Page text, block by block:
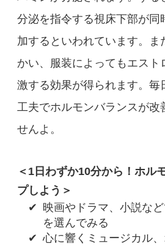
分泌を指令する視床下部が同
加するといわれています。ま
かい、服装によってもエスト
激する効果が得られます。毎
工夫でホルモンバランスが改
せんよ。
＜1日わずか10分から！ホル
プしよう＞
✔ 映画やドラマ、小説な
を選んでみる
✔ 心に響くミュージカル